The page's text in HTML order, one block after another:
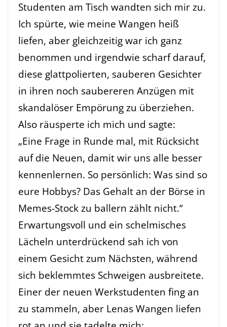
Studenten am Tisch wandten sich mir zu.
Ich spürte, wie meine Wangen heiß
liefen, aber gleichzeitig war ich ganz
benommen und irgendwie scharf darauf,
diese glattpolierten, sauberen Gesichter
in ihren noch saubereren Anzügen mit
skandalöser Empörung zu überziehen.
Also räusperte ich mich und sagte:
„Eine Frage in Runde mal, mit Rücksicht
auf die Neuen, damit wir uns alle besser
kennenlernen. So persönlich: Was sind so
eure Hobbys? Das Gehalt an der Börse in
Memes-Stock zu ballern zählt nicht.“
Erwartungsvoll und ein schelmisches
Lächeln unterdrückend sah ich von
einem Gesicht zum Nächsten, während
sich beklemmtes Schweigen ausbreitete.
Einer der neuen Werkstudenten fing an
zu stammeln, aber Lenas Wangen liefen